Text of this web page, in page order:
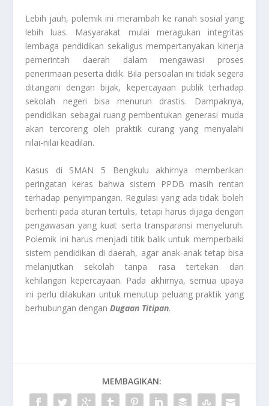
Lebih jauh, polemik ini merambah ke ranah sosial yang
lebih luas. Masyarakat mulai meragukan integritas
lembaga pendidikan sekaligus mempertanyakan kinerja
pemerintah daerah dalam mengawasi proses
penerimaan peserta didik. Bila persoalan ini tidak segera
ditangani dengan bijak, kepercayaan publik terhadap
sekolah negeri bisa menurun drastis. Dampaknya,
pendidikan sebagai ruang pembentukan generasi muda
akan tercoreng oleh praktik curang yang menyalahi
nilai-nilai keadilan.
Kasus di SMAN 5 Bengkulu akhirnya memberikan
peringatan keras bahwa sistem PPDB masih rentan
terhadap penyimpangan. Regulasi yang ada tidak boleh
berhenti pada aturan tertulis, tetapi harus dijaga dengan
pengawasan yang kuat serta transparansi menyeluruh.
Polemik ini harus menjadi titik balik untuk memperbaiki
sistem pendidikan di daerah, agar anak-anak tetap bisa
melanjutkan sekolah tanpa rasa tertekan dan
kehilangan kepercayaan. Pada akhirnya, semua upaya
ini perlu dilakukan untuk menutup peluang praktik yang
berhubungan denganDugaan Titipan.
MEMBAGIKAN: